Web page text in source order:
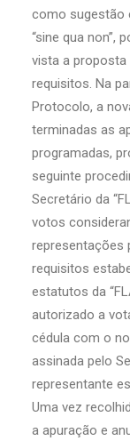
como sugestão
“sine qua non”,
vista a proposta
requisitos. Na
Protocolo, a
terminadas as
programadas,
seguinte
Secretário da
votos
representações
requisitos
estatutos da
autorizado a
cédula com o
assinada pelo
representante
Uma vez
a apuração e